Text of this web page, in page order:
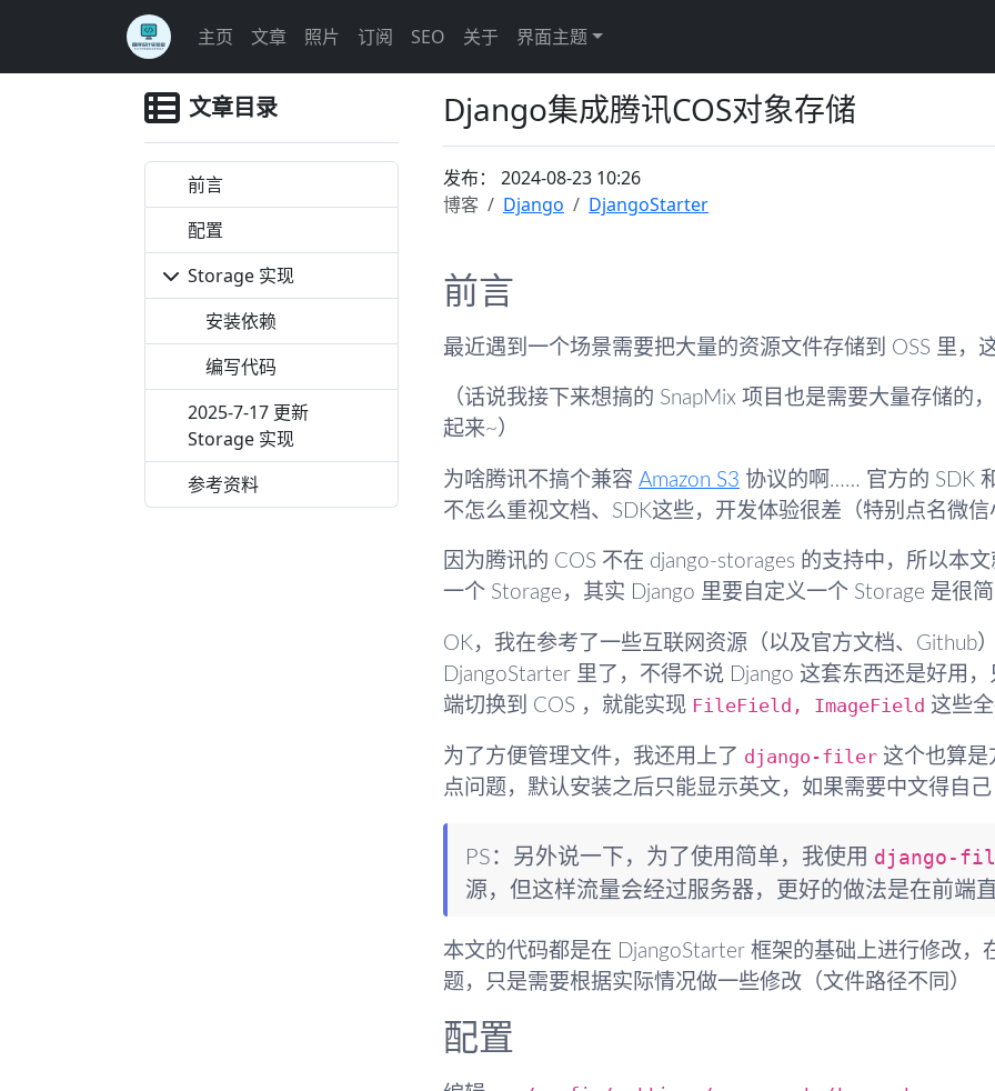
主页 文章 照片 订阅 SEO 关于 界面主题
文章目录
前言
配置
Storage 实现
安装依赖
编写代码
2025-7-17 更新
Storage 实现
参考资料
Django集成腾讯COS对象存储
发布： 2024-08-23 10:26
博客
Django DjangoStarter
前言
最近遇到一个场景需要把大量的资源文件存储到 OSS 里，
（话说我接下来想搞的 SnapMix 项目也是需要大量存储的
起来~）
为啥腾讯不搞个兼容 Amazon S3 协议的啊…… 官方的 SDK
不怎么重视文档、SDK这些，开发体验很差（特别点名微
因为腾讯的 COS 不在 django-storages 的支持中，所以本
一个 Storage，其实 Django 里要自定义一个 Storage 是很
OK，我在参考了一些互联网资源（以及官方文档、Github
DjangoStarter 里了，不得不说 Django 这套东西还是好用
端切换到 COS ，就能实现 FileField, ImageField 这些
为了方便管理文件，我还用上了 django-filer 这个也算是
点问题，默认安装之后只能显示英文，如果需要中文得自
PS：另外说一下，为了使用简单，我使用 django-
源，但这样流量会经过服务器，更好的做法是在前端
本文的代码都是在 DjangoStarter 框架的基础上进行修改，
题，只是需要根据实际情况做一些修改（文件路径不同）
配置